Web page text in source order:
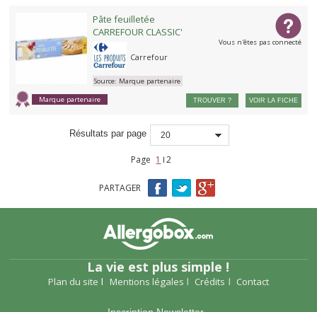
Résultats par page 20
Pâte feuilletée
CARREFOUR CLASSIC'
Carrefour
Marque partenaire
Source: Marque partenaire
TROUVER ?
Vous n'êtes pas connecté
VOIR LA FICHE
Page 1 2
PARTAGER
La vie est plus simple !
Plan du site Mentions légales Crédits Contact